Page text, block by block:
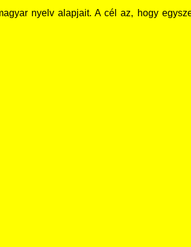
nyelv alapjait. A cél az, hogy